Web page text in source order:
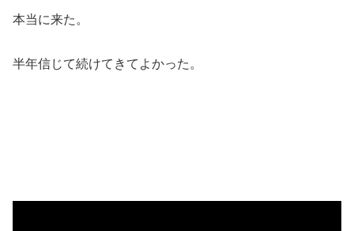
本当に来た。
半年信じて続けてきてよかった。